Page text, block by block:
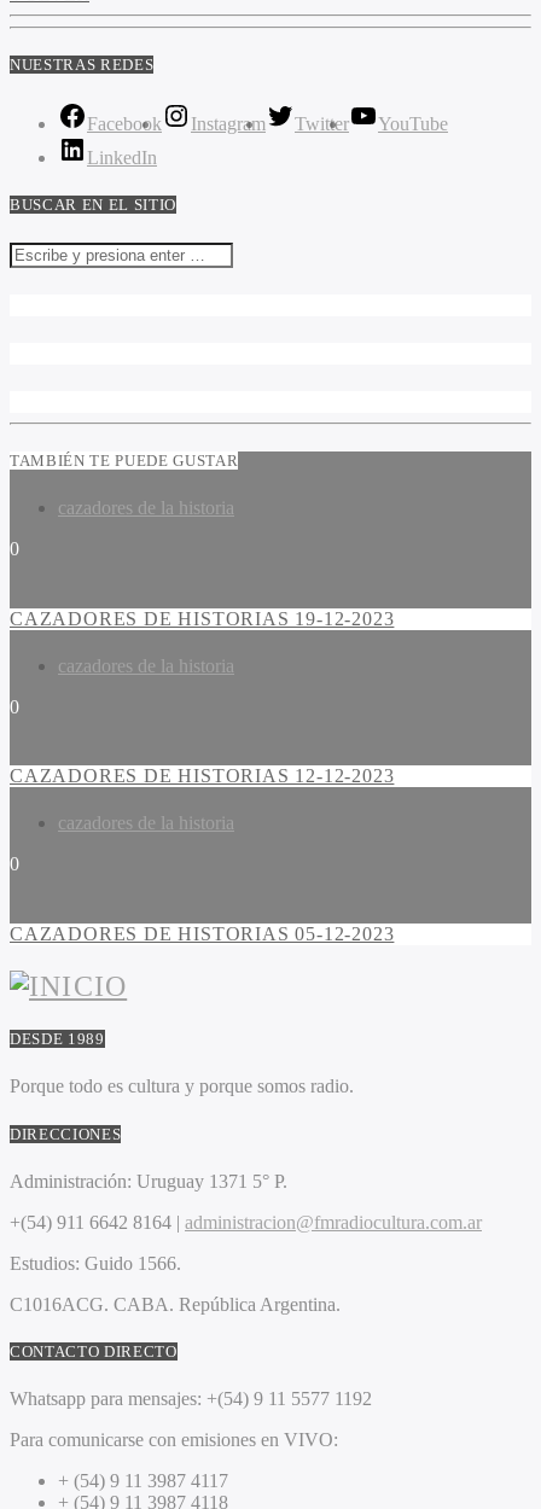
NUESTRAS REDES
Facebook Instagram Twitter
YouTube
LinkedIn
BUSCAR EN EL SITIO
TAMBIÉN TE PUEDE GUSTAR
cazadores de la historia
0
CAZADORES DE HISTORIAS 19-12-2023
cazadores de la historia
0
CAZADORES DE HISTORIAS 12-12-2023
cazadores de la historia
0
CAZADORES DE HISTORIAS 05-12-2023
DESDE 1989
Porque todo es cultura y porque somos radio.
DIRECCIONES
Administración: Uruguay 1371 5° P.
+(54) 911 6642 8164 | administracion@fmradiocultura.com.ar
Estudios: Guido 1566.
C1016ACG. CABA. República Argentina.
CONTACTO DIRECTO
Whatsapp para mensajes: +(54) 9 11 5577 1192
Para comunicarse con emisiones en VIVO:
+ (54) 9 11 3987 4117
+ (54) 9 11 3987 4118